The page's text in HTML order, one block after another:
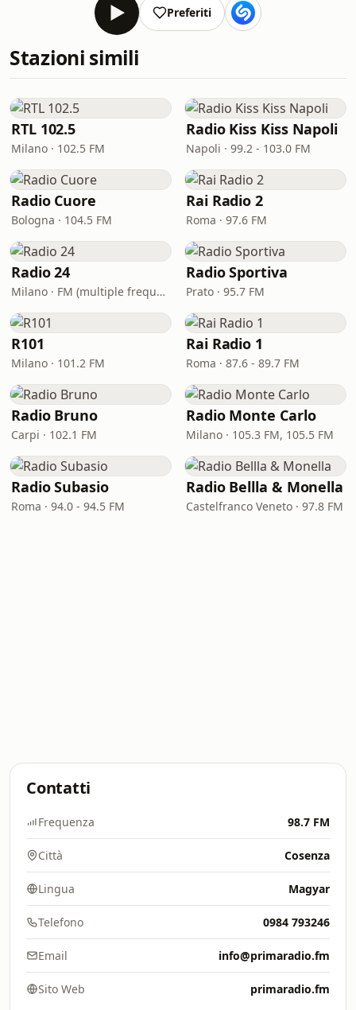
Preferiti
Stazioni simili
RTL 102.5
Milano · 102.5 FM
Radio Kiss Kiss Napoli
Napoli · 99.2 - 103.0 FM
Radio Cuore
Bologna · 104.5 FM
Rai Radio 2
Roma · 97.6 FM
Radio 24
Milano · FM (multiple frequencies nationwide), DAB, Satellite
Radio Sportiva
Prato · 95.7 FM
R101
Milano · 101.2 FM
Rai Radio 1
Roma · 87.6 - 89.7 FM
Radio Bruno
Carpi · 102.1 FM
Radio Monte Carlo
Milano · 105.3 FM, 105.5 FM
Radio Subasio
Roma · 94.0 - 94.5 FM
Radio Bellla & Monella
Castelfranco Veneto · 97.8 FM
Contatti
Frequenza 98.7 FM
Città Cosenza
Lingua Magyar
Telefono 0984 793246
Email info@primaradio.fm
Sito Web primaradio.fm